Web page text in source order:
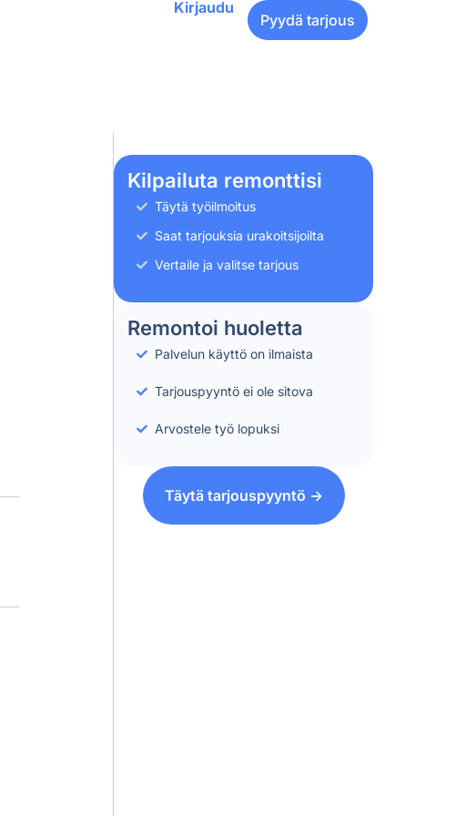
Kirjaudu
Pyydä tarjous
Kilpailuta remonttisi
Täytä työilmoitus
Saat tarjouksia urakoitsijoilta
Vertaile ja valitse tarjous
Remontoi huoletta
Palvelun käyttö on ilmaista
Tarjouspyyntö ei ole sitova
Arvostele työ lopuksi
Täytä tarjouspyyntö ->